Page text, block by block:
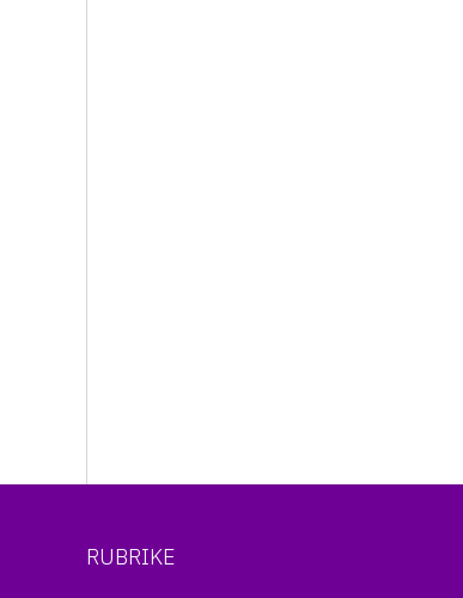
RUBRIKE